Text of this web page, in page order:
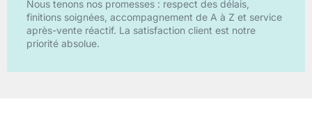
Nous tenons nos promesses : respect des délais,
finitions soignées, accompagnement de A à Z et service
après-vente réactif. La satisfaction client est notre
priorité absolue.